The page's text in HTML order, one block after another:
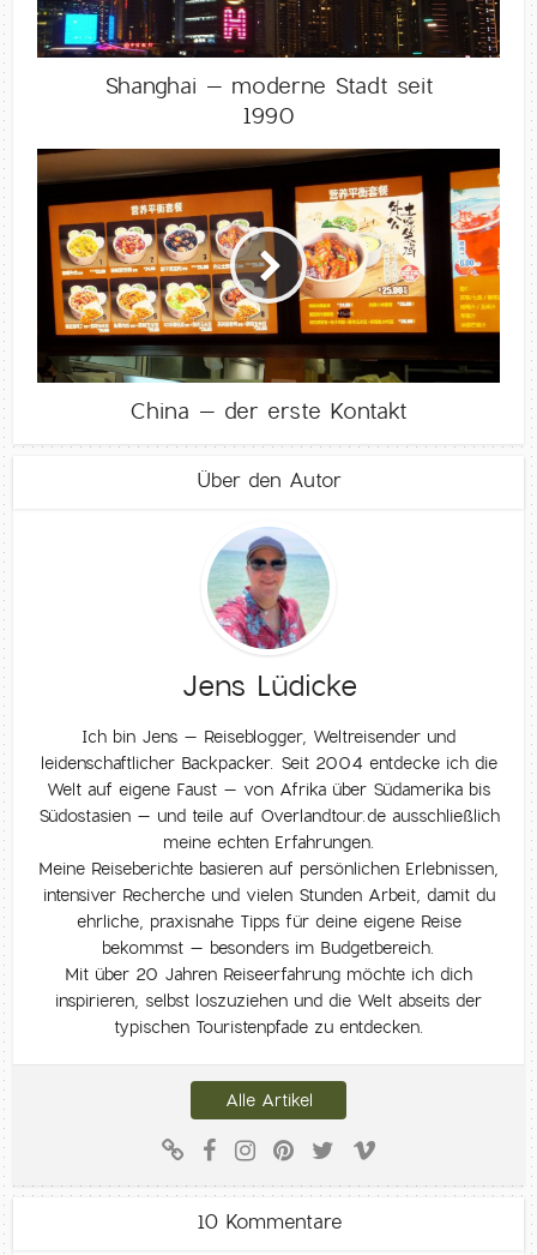
Shanghai – moderne Stadt seit
1990
China – der erste Kontakt
Über den Autor
Jens Lüdicke
Ich bin Jens – Reiseblogger, Weltreisender und
leidenschaftlicher Backpacker. Seit 2004 entdecke ich die
Welt auf eigene Faust – von Afrika über Südamerika bis
Südostasien – und teile auf Overlandtour.de ausschließlich
meine echten Erfahrungen.
Meine Reiseberichte basieren auf persönlichen Erlebnissen,
intensiver Recherche und vielen Stunden Arbeit, damit du
ehrliche, praxisnahe Tipps für deine eigene Reise
bekommst – besonders im Budgetbereich.
Mit über 20 Jahren Reiseerfahrung möchte ich dich
inspirieren, selbst loszuziehen und die Welt abseits der
typischen Touristenpfade zu entdecken.
Alle Artikel
10 Kommentare